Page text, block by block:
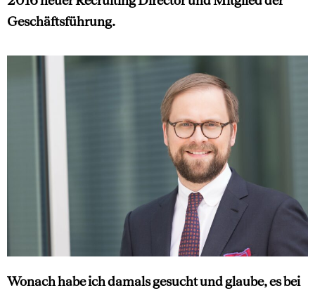
Geschäftsführung.
Wonach habe ich damals gesucht und glaube, es bei